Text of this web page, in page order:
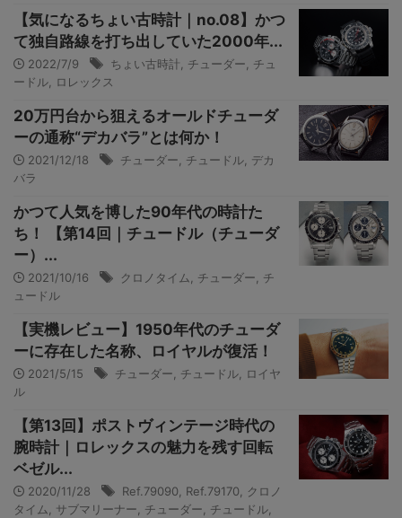
【気になるちょい古時計｜no.08】かつ
て独自路線を打ち出していた2000年...
2022/7/9 ちょい古時計 チューダー
チュ
ードル
ロレックス
20万円台から狙えるオールドチューダ
ーの通称“デカバラ”とは何か！
2021/12/18 チューダー チュードル デカ
バラ
かつて人気を博した90年代の時計た
ち！ 【第14回｜チュードル（チューダ
ー）...
2021/10/16 クロノタイム チューダー
チ
ュードル
【実機レビュー】1950年代のチューダ
ーに存在した名称、ロイヤルが復活！
2021/5/15 チューダー チュードル
ロイヤ
ル
【第13回】ポストヴィンテージ時代の
腕時計｜ロレックスの魅力を残す回転
ベゼル...
2020/11/28 Ref.79090 Ref.79170
クロノ
タイム
サブマリーナー チューダー チュードル